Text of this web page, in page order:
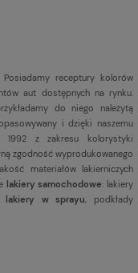
receptury kolorów
aut dostępnych na rynku.
do niego należytą
i dzięki naszemu
1992 z zakresu kolorystyki
zgodność wyprodukowanego
materiałów lakierniczych
lakiery samochodowe: lakiery
lakiery w sprayu, podkłady